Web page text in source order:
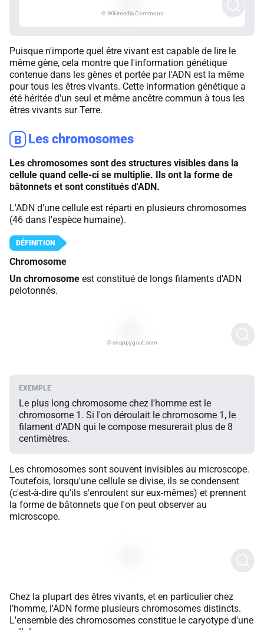
© Wikimedia Commons
Puisque n'importe quel être vivant est capable de lire le
même gène, cela montre que l'information génétique
contenue dans les gènes et portée par l'ADN est la même
pour tous les êtres vivants. Cette information génétique a
été héritée d'un seul et même ancêtre commun à tous les
êtres vivants sur Terre.
B Les chromosomes
Les chromosomes sont des structures visibles dans la
cellule quand celle-ci se multiplie. Ils ont la forme de
bâtonnets et sont constitués d'ADN.
L'ADN d'une cellule est réparti en plusieurs chromosomes
(46 dans l'espèce humaine).
Chromosome
Un chromosome est constitué de longs filaments d'ADN
pelotonnés.
© snappygoat.com
Le plus long chromosome chez l'homme est le
chromosome 1. Si l'on déroulait le chromosome 1, le
filament d'ADN qui le compose mesurerait plus de 8
centimètres.
Les chromosomes sont souvent invisibles au microscope.
Toutefois, lorsqu'une cellule se divise, ils se condensent
(c'est-à-dire qu'ils s'enroulent sur eux-mêmes) et prennent
la forme de bâtonnets que l'on peut observer au
microscope.
Chez la plupart des êtres vivants, et en particulier chez
l'homme, l'ADN forme plusieurs chromosomes distincts.
L'ensemble des chromosomes constitue le caryotype d'une